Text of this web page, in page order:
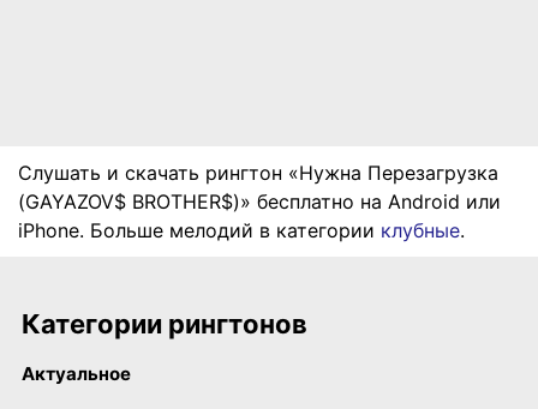
Слушать и скачать рингтон «Нужна Перезагрузка
(GAYAZOV$ BROTHER$)» бесплатно на Android или
iPhone. Больше мелодий в категории клубные.
Категории рингтонов
Актуальное